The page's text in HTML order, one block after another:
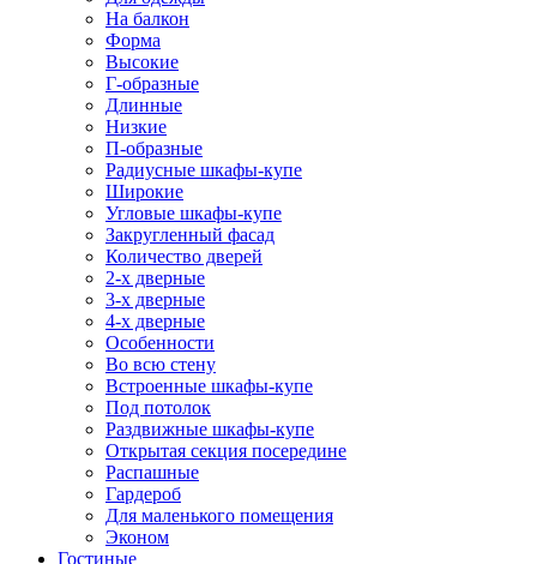
На балкон
Форма
Высокие
Г-образные
Длинные
Низкие
П-образные
Радиусные шкафы-купе
Широкие
Угловые шкафы-купе
Закругленный фасад
Количество дверей
2-х дверные
3-х дверные
4-х дверные
Особенности
Во всю стену
Встроенные шкафы-купе
Под потолок
Раздвижные шкафы-купе
Открытая секция посередине
Распашные
Гардероб
Для маленького помещения
Эконом
Гостиные